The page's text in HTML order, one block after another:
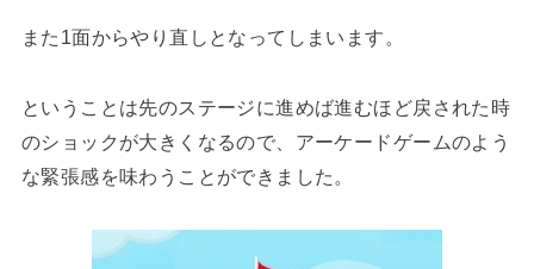
また1面からやり直しとなってしまいます。
ということは先のステージに進めば進むほど戻された時
のショックが大きくなるので、アーケードゲームのよう
な緊張感を味わうことができました。